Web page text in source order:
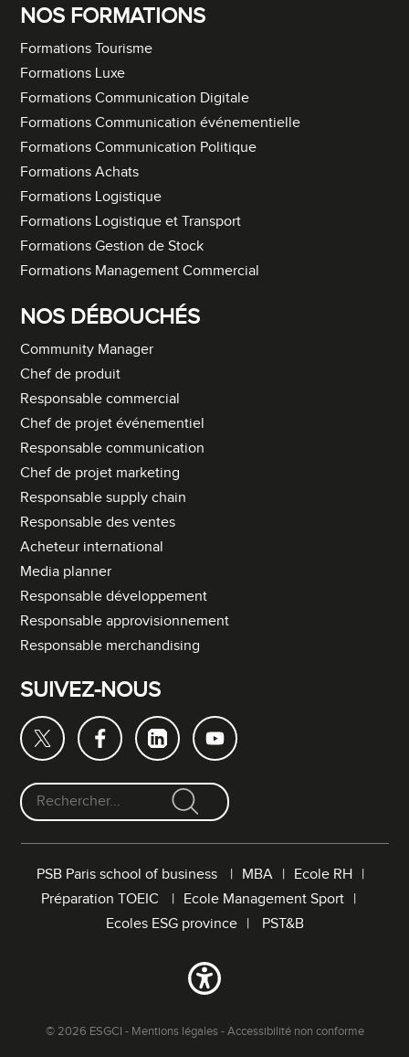
NOS FORMATIONS
Formations Tourisme
Formations Luxe
Formations Communication Digitale
Formations Communication événementielle
Formations Communication Politique
Formations Achats
Formations Logistique
Formations Logistique et Transport
Formations Gestion de Stock
Formations Management Commercial
NOS DÉBOUCHÉS
Community Manager
Chef de produit
Responsable commercial
Chef de projet événementiel
Responsable communication
Chef de projet marketing
Responsable supply chain
Responsable des ventes
Acheteur international
Media planner
Responsable développement
Responsable approvisionnement
Responsable merchandising
SUIVEZ-NOUS
F
PSB Paris school of business MBA
Ecole RH
Préparation TOEIC
Ecole Management Sport
Ecoles ESG province
PST&B
© 2026 ESGCI - Mentions légales-Accessibilité non conforme